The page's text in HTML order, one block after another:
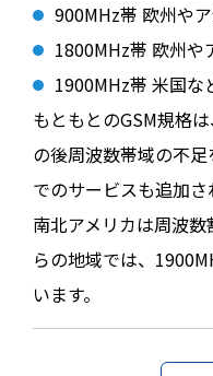
900MHz帯 欧州や
1800MHz帯 欧州や
1900MHz帯 米国な
もともとのGSM規格
の後周波数帯域の不
でのサービスも追加さ
南北アメリカは周波
らの地域では、
います。